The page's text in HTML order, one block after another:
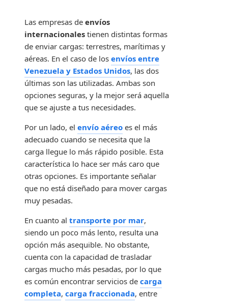
Las empresas de envíos
internacionales tienen distintas formas
de enviar cargas: terrestres, marítimas y
aéreas. En el caso de los envíos entre
Venezuela y Estados Unidos, las dos
últimas son las utilizadas. Ambas son
opciones seguras, y la mejor será aquella
que se ajuste a tus necesidades.
Por un lado, el envío aéreo es el más
adecuado cuando se necesita que la
carga llegue lo más rápido posible. Esta
característica lo hace ser más caro que
otras opciones. Es importante señalar
que no está diseñado para mover cargas
muy pesadas.
En cuanto al transporte por mar,
siendo un poco más lento, resulta una
opción más asequible. No obstante,
cuenta con la capacidad de trasladar
cargas mucho más pesadas, por lo que
es común encontrar servicios de carga
completa, carga fraccionada, entre